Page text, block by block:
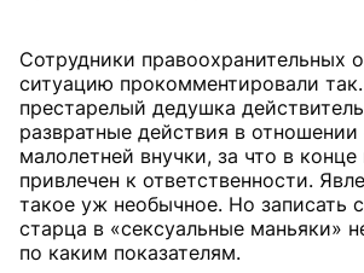
Сотрудники правоохранительных
ситуацию прокомментировали
престарелый дедушка
развратные действия в отношении
малолетней внучки, за что в
привлечен к ответственности.
такое уж необычное. Но записать
старца в «сексуальные маньяки»
по каким показателям.